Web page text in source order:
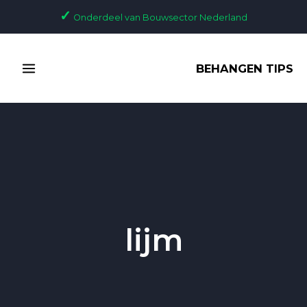
✓ Onderdeel van Bouwsector Nederland
MENU
BEHANGEN TIPS
lijm